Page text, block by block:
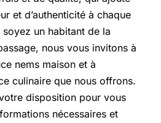
et d’authenticité à chaque
un habitant de la
nous vous invitons à
nems maison et à
culinaire que nous offrons.
disposition pour vous
nécessaires et